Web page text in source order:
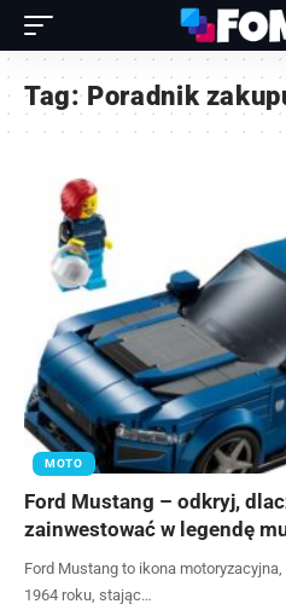
Tag: Poradnik
MOTO
Ford Mustang – odkryj,
zainwestować w legendę
Ford Mustang to ikona
1964 roku, stając…